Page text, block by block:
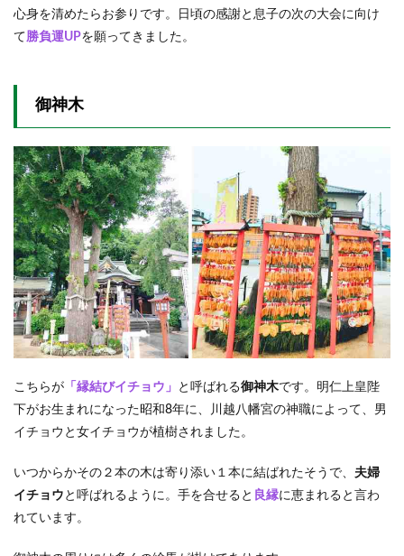
心身を清めたらお参りです。日頃の感謝と息子の次の大会に向け
て勝負運UPを願ってきました。
御神木
こちらが 「縁結びイチョウ」 と呼ばれる御神木です。明仁上皇陛
下がお生まれになった昭和8年に、川越八幡宮の神職によって、男
イチョウと女イチョウが植樹されました。
いつからかその２本の木は寄り添い１本に結ばれたそうで、 夫婦
イチョウ と呼ばれるように。手を合せると 良縁に恵まれると言わ
れています。